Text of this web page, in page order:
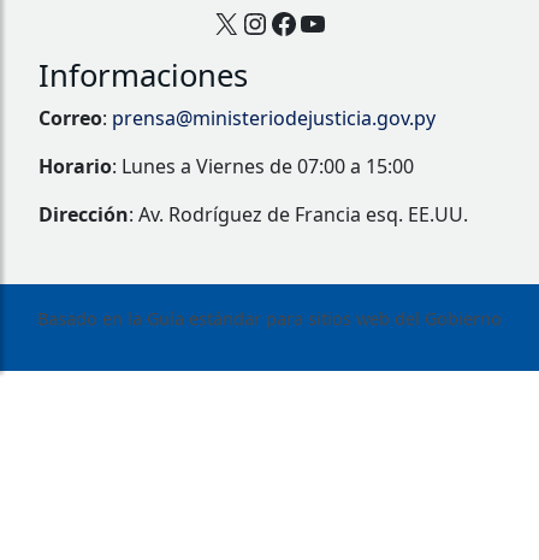
X Instagram
Facebook
YouTube
Informaciones
Correo: prensa@ministeriodejusticia.gov.py
Horario: Lunes a Viernes de 07:00 a 15:00
Dirección: Av. Rodríguez de Francia esq. EE.UU.
Basado en la Guía estándar para sitios web del Gobierno